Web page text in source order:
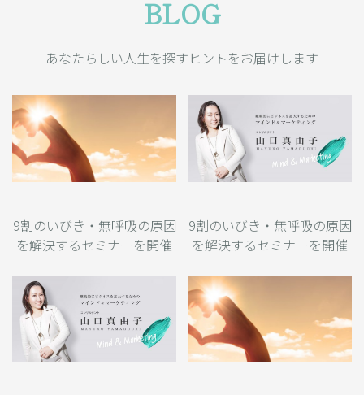
BLOG
あなたらしい人生を探すヒントをお届けします
9割のいびき・無呼吸の原因
を解決するセミナーを開催
9割のいびき・無呼吸の原因
を解決するセミナーを開催